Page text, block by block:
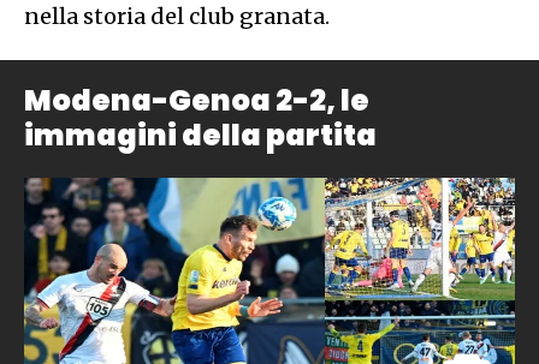
nella storia del club granata.
Modena-Genoa 2-2, le
immagini della partita